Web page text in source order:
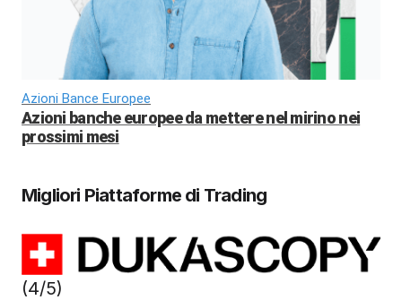
Azioni Bance Europee
Azioni banche europee da mettere nel mirino nei
prossimi mesi
Migliori Piattaforme di Trading
(4/5)